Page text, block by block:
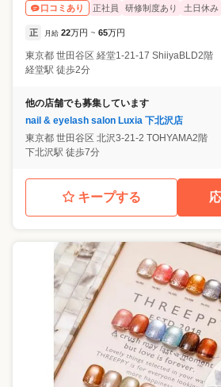
口コミあり
正社員 研修制度あり 土日休み
正 月給 22万円 ~ 65万円
東京都 世田谷区 経堂1-21-17 ShiiyaBLD2階
経堂駅 徒歩2分
他の店舗でも募集しています
nail & eyelash salon Luxia 下北沢店
東京都 世田谷区 北沢3-21-2 TOHYAMA2階
下北沢駅 徒歩7分
キープする